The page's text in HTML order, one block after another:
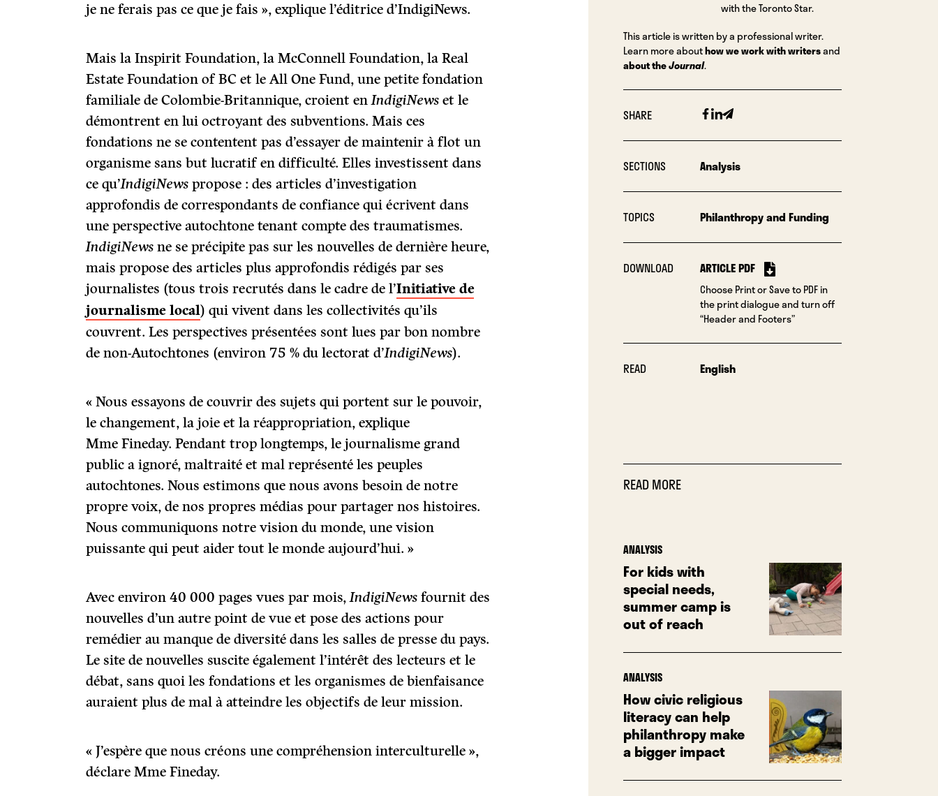
with the Toronto Star.
This article is written by a professional writer.
Learn more abouthow we work with writersand
about theJournal.
SHARE Facebook
Linkedin
Email
SECTIONS Analysis
TOPICS Philanthropy and Funding
DOWNLOAD ARTICLE PDF
Choose Print or Save to PDF in
the print dialogue and turn off
“Header and Footers”
READ English
READ MORE
ANALYSIS
For kids with
special needs,
summer camp is
out of reach
ANALYSIS
How civic religious
literacy can help
philanthropy make
a bigger impact
je ne ferais pas ce que je fais », explique l’éditrice d’IndigiNews.
Mais la Inspirit Foundation, la McConnell Foundation, la Real
Estate Foundation of BC et le All One Fund, une petite fondation
familiale de Colombie-Britannique, croient enIndigiNews et le
démontrent en lui octroyant des subventions. Mais ces
fondations ne se contentent pas d’essayer de maintenir à flot un
organisme sans but lucratif en difficulté. Elles investissent dans
ce qu’IndigiNews propose : des articles d’investigation
approfondis de correspondants de confiance qui écrivent dans
une perspective autochtone tenant compte des traumatismes.
IndigiNews ne se précipite pas sur les nouvelles de dernière heure,
mais propose des articles plus approfondis rédigés par ses
journalistes (tous trois recrutés dans le cadre de l’Initiative de
journalisme local) qui vivent dans les collectivités qu’ils
couvrent. Les perspectives présentées sont lues par bon nombre
de non-Autochtones (environ 75 % du lectorat d’IndigiNews).
« Nous essayons de couvrir des sujets qui portent sur le pouvoir,
le changement, la joie et la réappropriation, explique
Mme Fineday. Pendant trop longtemps, le journalisme grand
public a ignoré, maltraité et mal représenté les peuples
autochtones. Nous estimons que nous avons besoin de notre
propre voix, de nos propres médias pour partager nos histoires.
Nous communiquons notre vision du monde, une vision
puissante qui peut aider tout le monde aujourd’hui. »
Avec environ 40 000 pages vues par mois,IndigiNews fournit des
nouvelles d’un autre point de vue et pose des actions pour
remédier au manque de diversité dans les salles de presse du pays.
Le site de nouvelles suscite également l’intérêt des lecteurs et le
débat, sans quoi les fondations et les organismes de bienfaisance
auraient plus de mal à atteindre les objectifs de leur mission.
« J’espère que nous créons une compréhension interculturelle »,
déclare Mme Fineday.